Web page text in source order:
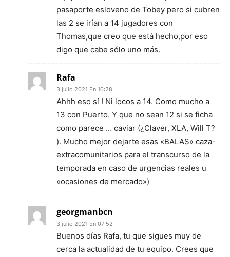
pasaporte esloveno de Tobey pero si cubren
las 2 se irían a 14 jugadores con
Thomas,que creo que está hecho,por eso
digo que cabe sólo uno más.
Rafa
3 julio 2021 En 10:28
Ahhh eso sí ! Ni locos a 14. Como mucho a
13 con Puerto. Y que no sean 12 si se ficha
como parece … caviar (¿Claver, XLA, Will T?
). Mucho mejor dejarte esas «BALAS» caza-
extracomunitarios para el transcurso de la
temporada en caso de urgencias reales u
«ocasiones de mercado»)
georgmanbcn
3 julio 2021 En 07:52
Buenos días Rafa, tu que sigues muy de
cerca la actualidad de tu equipo. Crees que